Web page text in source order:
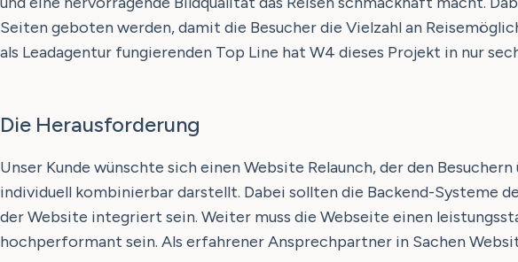
Seiten geboten werden, damit die Besucher die Vielzahl an
als Leadagentur fungierenden Top Line hat W4 dieses Projekt in nur
Die Herausforderung
Unser Kunde wünschte sich einen Website Relaunch, der den
individuell kombinierbar darstellt. Dabei sollten die Backend-Systeme
der Website integriert sein. Weiter muss die Webseite einen
hochperformant sein. Als erfahrener Ansprechpartner in Sachen